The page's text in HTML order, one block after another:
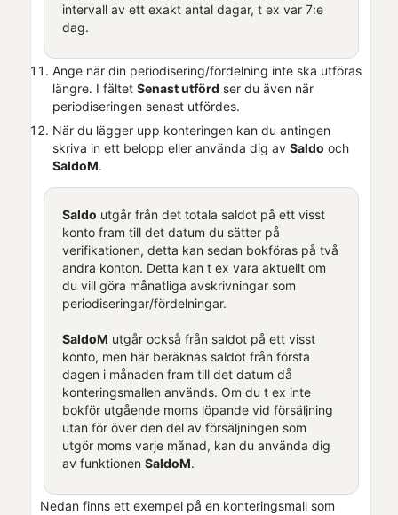
intervall av ett exakt antal dagar, t ex var 7:e
dag.
Ange när din periodisering/fördelning inte ska utföras
längre. I fältet Senast utförd ser du även när
periodiseringen senast utfördes.
När du lägger upp konteringen kan du antingen
skriva in ett belopp eller använda dig av Saldo och
SaldoM.
Saldo utgår från det totala saldot på ett visst
konto fram till det datum du sätter på
verifikationen, detta kan sedan bokföras på två
andra konton. Detta kan t ex vara aktuellt om
du vill göra månatliga avskrivningar som
periodiseringar/fördelningar.
SaldoM utgår också från saldot på ett visst
konto, men här beräknas saldot från första
dagen i månaden fram till det datum då
konteringsmallen används. Om du t ex inte
bokför utgående moms löpande vid försäljning
utan för över den del av försäljningen som
utgör moms varje månad, kan du använda dig
av funktionen SaldoM.
Nedan finns ett exempel på en konteringsmall som